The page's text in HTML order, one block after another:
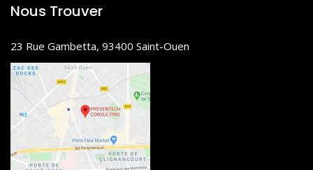
Nous Trouver
23 Rue Gambetta, 93400 Saint-Ouen